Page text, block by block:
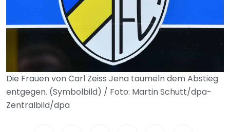
Die Frauen von Carl Zeiss Jena taumeln dem Abstieg
entgegen. (Symbolbild) / Foto: Martin Schutt/dpa-
Zentralbild/dpa